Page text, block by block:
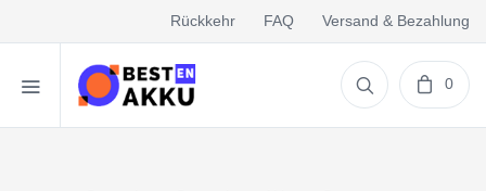
Rückkehr FAQ Versand & Bezahlung
0